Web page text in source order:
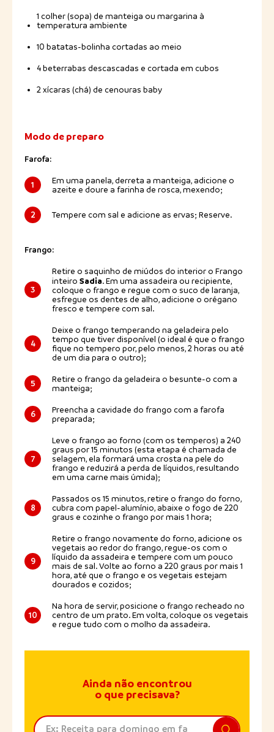
1 colher (sopa) de manteiga ou margarina à
temperatura ambiente
10 batatas-bolinha cortadas ao meio
4 beterrabas descascadas e cortada em cubos
2 xícaras (chá) de cenouras baby
Modo de preparo
Farofa:
1
Em uma panela, derreta a manteiga, adicione o
azeite e doure a farinha de rosca, mexendo;
2 Tempere com sal e adicione as ervas; Reserve.
Frango:
3
Retire o saquinho de miúdos do interior o Frango
inteiro Sadia. Em uma assadeira ou recipiente,
coloque o frango e regue com o suco de laranja,
esfregue os dentes de alho, adicione o orégano
fresco e tempere com sal.
4
Deixe o frango temperando na geladeira pelo
tempo que tiver disponível (o ideal é que o frango
fique no tempero por, pelo menos, 2 horas ou até
de um dia para o outro);
5
Retire o frango da geladeira o besunte-o com a
manteiga;
6
Preencha a cavidade do frango com a farofa
preparada;
7
Leve o frango ao forno (com os temperos) a 240
graus por 15 minutos (esta etapa é chamada de
selagem, ela formará uma crosta na pele do
frango e reduzirá a perda de líquidos, resultando
em uma carne mais úmida);
8
Passados os 15 minutos, retire o frango do forno,
cubra com papel-alumínio, abaixe o fogo de 220
graus e cozinhe o frango por mais 1 hora;
9
Retire o frango novamente do forno, adicione os
vegetais ao redor do frango, regue-os com o
líquido da assadeira e tempere com um pouco
mais de sal. Volte ao forno a 220 graus por mais 1
hora, até que o frango e os vegetais estejam
dourados e cozidos;
10
Na hora de servir, posicione o frango recheado no
centro de um prato. Em volta, coloque os vegetais
e regue tudo com o molho da assadeira.
Ainda não encontrou
o que precisava?